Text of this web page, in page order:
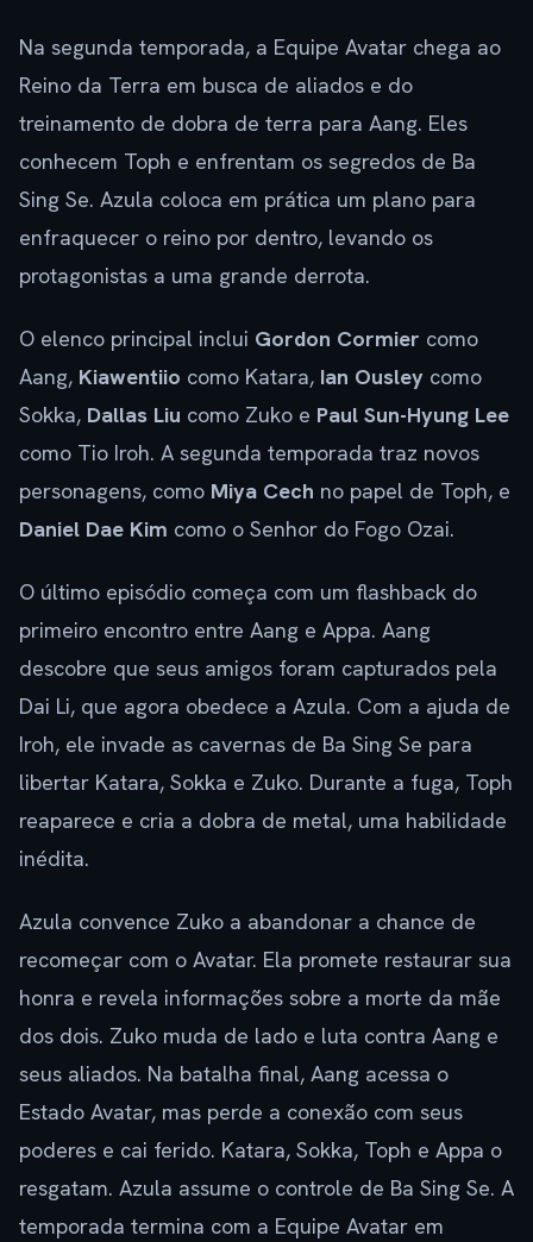
Na segunda temporada, a Equipe Avatar chega ao
Reino da Terra em busca de aliados e do
treinamento de dobra de terra para Aang. Eles
conhecem Toph e enfrentam os segredos de Ba
Sing Se. Azula coloca em prática um plano para
enfraquecer o reino por dentro, levando os
protagonistas a uma grande derrota.
O elenco principal inclui Gordon Cormier como
Aang, Kiawentiio como Katara, Ian Ousley como
Sokka, Dallas Liu como Zuko e Paul Sun-Hyung Lee
como Tio Iroh. A segunda temporada traz novos
personagens, como Miya Cech no papel de Toph, e
Daniel Dae Kim como o Senhor do Fogo Ozai.
O último episódio começa com um flashback do
primeiro encontro entre Aang e Appa. Aang
descobre que seus amigos foram capturados pela
Dai Li, que agora obedece a Azula. Com a ajuda de
Iroh, ele invade as cavernas de Ba Sing Se para
libertar Katara, Sokka e Zuko. Durante a fuga, Toph
reaparece e cria a dobra de metal, uma habilidade
inédita.
Azula convence Zuko a abandonar a chance de
recomeçar com o Avatar. Ela promete restaurar sua
honra e revela informações sobre a morte da mãe
dos dois. Zuko muda de lado e luta contra Aang e
seus aliados. Na batalha final, Aang acessa o
Estado Avatar, mas perde a conexão com seus
poderes e cai ferido. Katara, Sokka, Toph e Appa o
resgatam. Azula assume o controle de Ba Sing Se. A
temporada termina com a Equipe Avatar em